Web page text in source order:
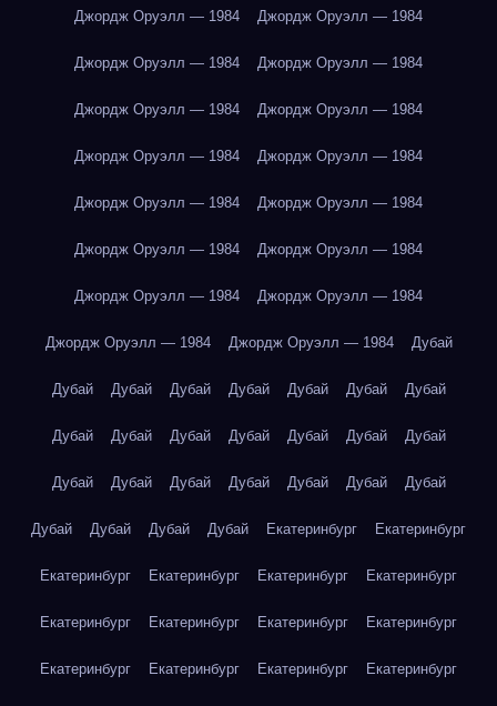
Джордж Оруэлл — 1984 Джордж Оруэлл — 1984
Джордж Оруэлл — 1984 Джордж Оруэлл — 1984
Джордж Оруэлл — 1984 Джордж Оруэлл — 1984
Джордж Оруэлл — 1984 Джордж Оруэлл — 1984
Джордж Оруэлл — 1984 Джордж Оруэлл — 1984
Джордж Оруэлл — 1984 Джордж Оруэлл — 1984
Джордж Оруэлл — 1984 Джордж Оруэлл — 1984
Джордж Оруэлл — 1984 Джордж Оруэлл — 1984 Дубай
Дубай Дубай Дубай Дубай Дубай Дубай Дубай
Дубай Дубай Дубай Дубай Дубай Дубай Дубай
Дубай Дубай Дубай Дубай Дубай Дубай Дубай
Дубай Дубай Дубай Дубай Екатеринбург Екатеринбург
Екатеринбург Екатеринбург Екатеринбург Екатеринбург
Екатеринбург Екатеринбург Екатеринбург Екатеринбург
Екатеринбург Екатеринбург Екатеринбург Екатеринбург